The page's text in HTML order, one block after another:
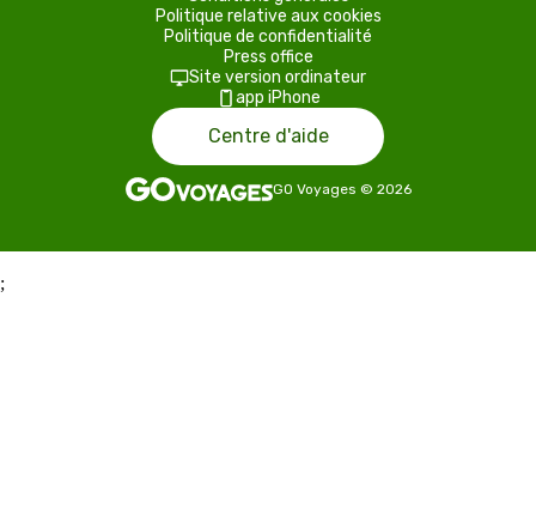
Politique relative aux cookies
Politique de confidentialité
Press office
Site version ordinateur
app iPhone
Centre d'aide
GO Voyages © 2026
;